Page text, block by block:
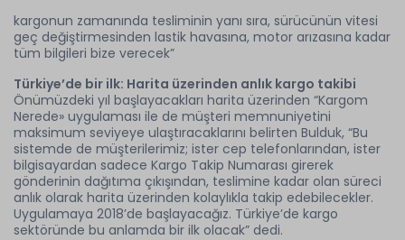
kargonun zamanında tesliminin yanı sıra, sürücünün vitesi
geç değiştirmesinden lastik havasına, motor arızasına kadar
tüm bilgileri bize verecek”
Türkiye’de bir ilk: Harita üzerinden anlık kargo takibi
Önümüzdeki yıl başlayacakları harita üzerinden “Kargom
Nerede» uygulaması ile de müşteri memnuniyetini
maksimum seviyeye ulaştıracaklarını belirten Bulduk, “Bu
sistemde de müşterilerimiz; ister cep telefonlarından, ister
bilgisayardan sadece Kargo Takip Numarası girerek
gönderinin dağıtıma çıkışından, teslimine kadar olan süreci
anlık olarak harita üzerinden kolaylıkla takip edebilecekler.
Uygulamaya 2018’de başlayacağız. Türkiye’de kargo
sektöründe bu anlamda bir ilk olacak” dedi.